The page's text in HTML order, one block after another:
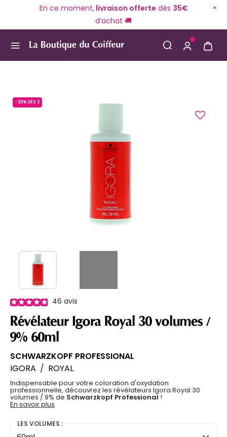
En ce moment,livraison offerte dès 35€
d’achat 🚚
-20% DÈS 2
46 avis
Révélateur Igora Royal 30 volumes /
9% 60ml
SCHWARZKOPF PROFESSIONAL
IGORA / ROYAL
Indispensable pour votre coloration d'oxydation
professionnelle, découvrez les révélateurs Igora Royal 30
volumes / 9% de Schwarzkopf Professional !
En savoir plus
LES VOLUMES :